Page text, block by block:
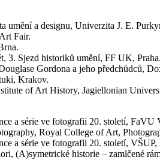
umění a designu, Univerzita J. E.
Fair.
3. Sjezd historiků umění, FF UK, Praha.
Gordona a jeho předchůdců,
Krakov.
of Art History, Jagiellonian
a série ve fotografii 20. století, FaVU
Royal College of Art,
a série ve fotografii 20. století, VŠUP,
(A)symetrické historie – zamlčené